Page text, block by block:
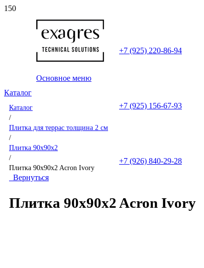
+7 (925) 220-86-94
+7 (925) 156-67-93
+7 (926) 840-29-28
Основное меню
Каталог
Каталог
/
Плитка для террас толщина 2 см
/
Плитка 90x90x2
/
Плитка 90x90x2 Acron Ivory
Вернуться
Плитка 90x90x2 Acron Ivory